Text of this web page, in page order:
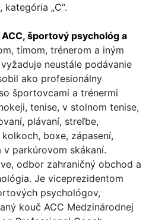
kategória „C“.
športový psychológ a
tímom, trénerom a iným
neustále podávanie
ako profesionálny
športovcami a trénermi
tenise, v stolnom tenise,
plávaní, streľbe,
boxe, zápasení,
parkúrovom skákaní.
odbor zahraničný obchod a
Je viceprezidentom
psychológov,
kouč ACC Medzinárodnej